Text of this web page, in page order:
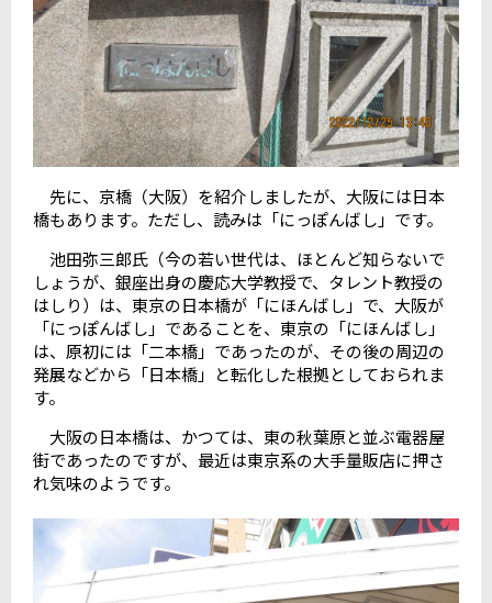
先に、京橋（大阪）を紹介しましたが、大阪には日本
橋もあります。ただし、読みは「にっぽんばし」です。
池田弥三郎氏（今の若い世代は、ほとんど知らないで
しょうが、銀座出身の慶応大学教授で、タレント教授の
はしり）は、東京の日本橋が「にほんばし」で、大阪が
「にっぽんばし」であることを、東京の「にほんばし」
は、原初には「二本橋」であったのが、その後の周辺の
発展などから「日本橋」と転化した根拠としておられま
す。
大阪の日本橋は、かつては、東の秋葉原と並ぶ電器屋
街であったのですが、最近は東京系の大手量販店に押さ
れ気味のようです。